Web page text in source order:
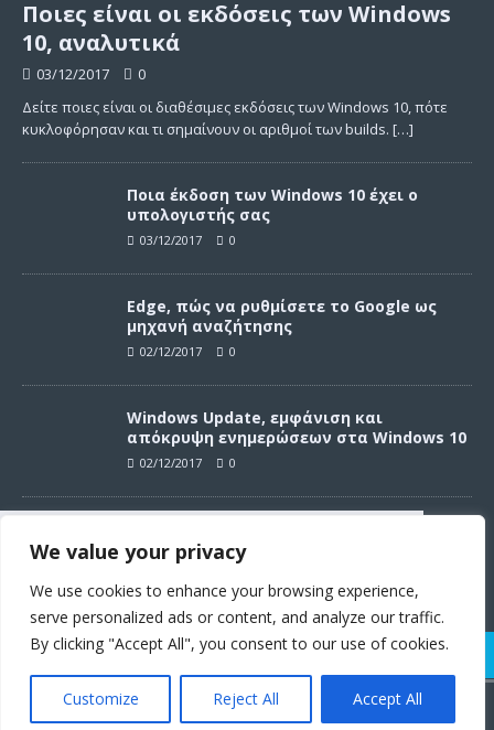
Συνεχίζοντας σε αυτό τον ιστότοπο
αποδέχεστε την χρήση των cookies
σύμφωνα με τους όρους χρήσης.
Όροι χρήσης
Συμφωνώ
We value your privacy
We use cookies to enhance your browsing experience,
serve personalized ads or content, and analyze our traffic.
By clicking "Accept All", you consent to our use of cookies.
Customize Reject All Accept All
Ποιες είναι οι εκδόσεις των Windows
10, αναλυτικά
03/12/2017
0
Δείτε ποιες είναι οι διαθέσιμες εκδόσεις των Windows 10, πότε
κυκλοφόρησαν και τι σημαίνουν οι αριθμοί των builds. […]
Ποια έκδοση των Windows 10 έχει ο
υπολογιστής σας
03/12/2017 0
Edge, πώς να ρυθμίσετε το Google ως
μηχανή αναζήτησης
02/12/2017 0
Windows Update, εμφάνιση και
απόκρυψη ενημερώσεων στα Windows 10
02/12/2017 0
ενημερώσεων στα Windows 10
© 2011 - 2017 | Techster.gr | Με την υποστήριξη τωνWordPress.org
καιFusioned.net